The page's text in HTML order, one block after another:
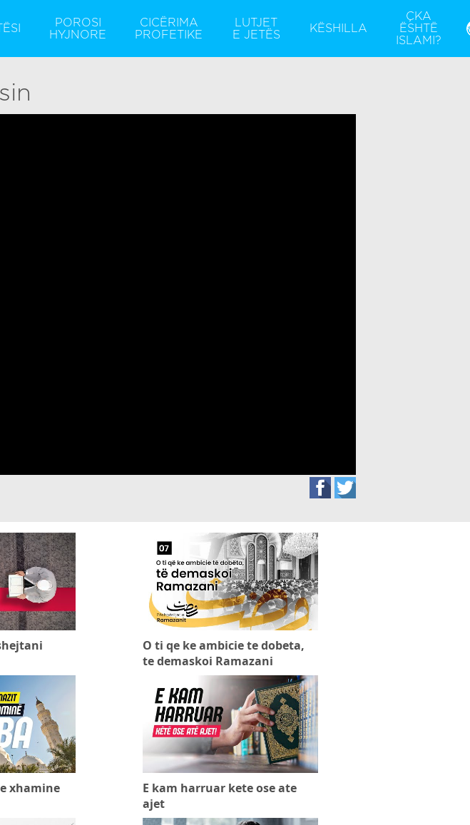
POROSI
HYJNORE
CICËRIMA
PROFETIKE
LUTJET
E JETËS
KËSHILLA
ÇKA
ËSHTË
ISLAMI?
O ti qe ke ambicie te dobeta,
te demaskoi Ramazani
xhamine
E kam harruar kete ose ate
ajet